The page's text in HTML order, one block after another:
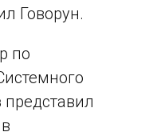
Говорун.
по
представил